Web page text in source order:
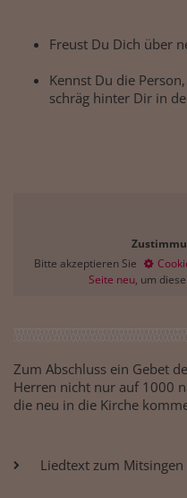
Freust Du Dich über
Kennst Du die
schräg hinter Dir in
Bitte akzeptieren Sie
Seite neu, um
Zum Abschluss ein Gebet
Herren nicht nur auf 1000
die neu in die Kirche
Liedtext zum Mitsingen